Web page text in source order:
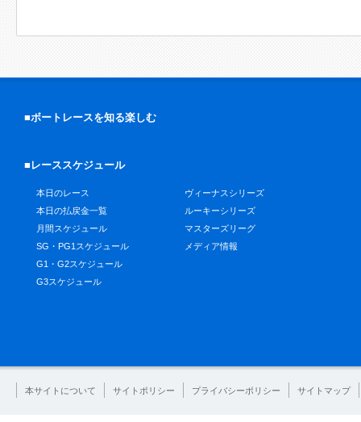
■ボートレースを知る楽しむ
■レーススケジュール
本日のレース
本日の払戻金一覧
月間スケジュール
SG・PG1スケジュール
G1・G2スケジュール
G3スケジュール
ヴィーナスシリーズ
ルーキーシリーズ
マスターズリーグ
メディア情報
本サイトについて サイトポリシー プライバシーポリシー サイトマップ